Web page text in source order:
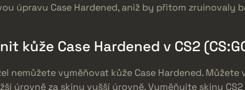
úpravu Case Hardened, aniž by přitom zruinovaly
kůže Case Hardened v CS2
nemůžete vyměňovat kůže Case Hardened.
úrovně za skiny vyšší úrovně. Vyměňujte skiny